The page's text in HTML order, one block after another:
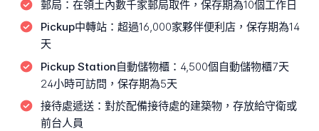
郵局： 在領土內數千家郵局取件，保存期為10個工作日
Pickup中轉站： 超過16,000家夥伴便利店，保存期為14
天
Pickup Station自動儲物櫃： 4,500個自動儲物櫃7天
24小時可訪問，保存期為5天
接待處遞送： 對於配備接待處的建築物，存放給守衛或
前台人員